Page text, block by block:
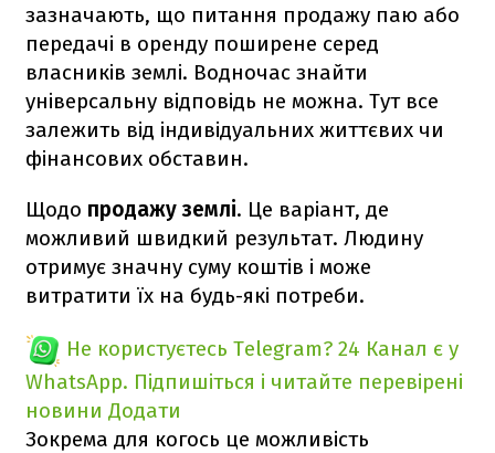
зазначають, що питання продажу паю або
передачі в оренду поширене серед
власників землі. Водночас знайти
універсальну відповідь не можна. Тут все
залежить від індивідуальних життєвих чи
фінансових обставин.
Щодо продажу землі. Це варіант, де
можливий швидкий результат. Людину
отримує значну суму коштів і може
витратити їх на будь-які потреби.
Не користуєтесь Telegram? 24 Канал є у
WhatsApp. Підпишіться і читайте перевірені
новини Додати
Зокрема для когось це можливість